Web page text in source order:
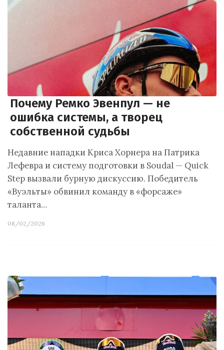
Почему Ремко Эвенпул — не
ошибка системы, а творец
собственной судьбы
Недавние нападки Криса Хорнера на Патрика
Лефевра и систему подготовки в Soudal — Quick
Step вызвали бурную дискуссию. Победитель
«Вуэльты» обвинил команду в «форсаже»
таланта…
08/02/2026